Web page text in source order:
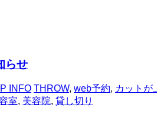
らせ
INFO THROW, web予約, カットが
室, 美容院, 貸し切り